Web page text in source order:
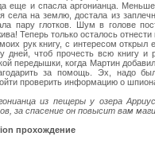
еще и спасла аргонианца.
села на землю, достала из
пару глотков. Шум в голове
Теперь только осталось
рук книгу, с интересом
дней, чтоб прочесть всю книгу
передышки, когда Мартин
за помощь. Эх, надо
проверить информацию о
из пещеры у озера
за спасение он повысит вам
прохождение